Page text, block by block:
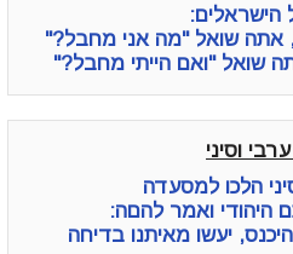
הישראלים:
אתה שואל "מה אני מחבל?"
שואל "ואם הייתי מחבל?"
וסיני
הלכו למסעדה
היהודי ואמר להםה:
יעשו מאיתנו בדיחה